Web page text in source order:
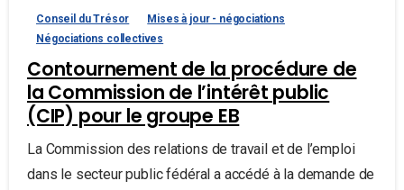
Conseil du Trésor
Mises à jour - négociations
Négociations collectives
Contournement de la procédure de
la Commission de l’intérêt public
(CIP) pour le groupe EB
La Commission des relations de travail et de l’emploi
dans le secteur public fédéral a accédé à la demande de